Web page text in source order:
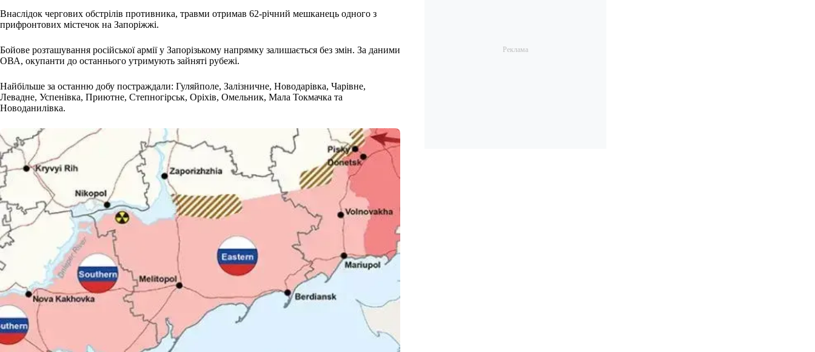
Внаслідок чергових обстрілів противника, травми отримав 62-річний мешканець одного з
прифронтових містечок на Запоріжжі.
Бойове розташування російської армії у Запорізькому напрямку залишається без змін. За даними
ОВА, окупанти до останнього утримують зайняті рубежі.
Найбільше за останню добу постраждали: Гуляйполе, Залізничне, Новодарівка, Чарівне,
Левадне, Успенівка, Приютне, Степногірськ, Оріхів, Омельник, Мала Токмачка та
Новоданилівка.